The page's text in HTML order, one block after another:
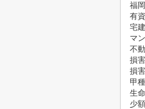
福
有
マ
不
損
損
甲
生
少